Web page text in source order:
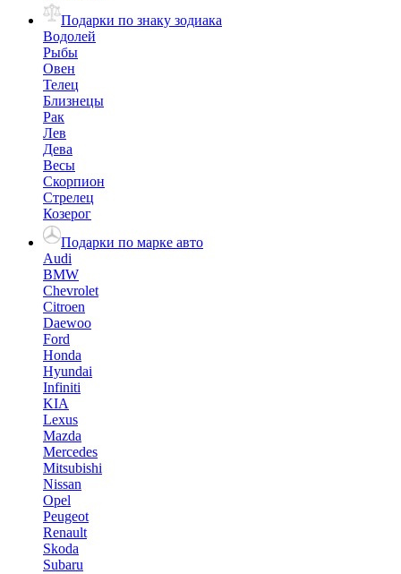
Подарки по знаку зодиака
Водолей
Рыбы
Овен
Телец
Близнецы
Рак
Лев
Дева
Весы
Скорпион
Стрелец
Козерог
Подарки по марке авто
Audi
BMW
Chevrolet
Citroen
Daewoo
Ford
Honda
Hyundai
Infiniti
KIA
Lexus
Mazda
Mercedes
Mitsubishi
Nissan
Opel
Peugeot
Renault
Skoda
Subaru